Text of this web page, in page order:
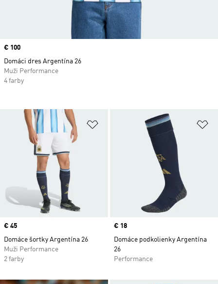
Pridať do zoznamu želaných
Price
€ 45
Domáce šortky Argentína 26
Muži Performance
2 farby
Price
€ 18
Domáce podkolienky Argentína
26
Performance
Price
€ 100
Domáci dres Argentína 26
Muži Performance
4 farby